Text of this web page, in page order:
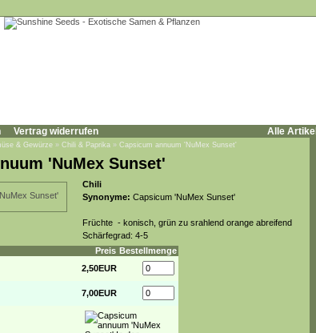
Vertrag widerrufen Alle Artikel
& Gewürze » Chili & Paprika » Capsicum annuum 'NuMex Sunset'
'NuMex Sunset'
Chili
Synonyme: Capsicum 'NuMex Sunset'
Früchte - konisch, grün zu srahlend orange abreifend
Schärfegrad: 4-5
Preis Bestellmenge
2,50EUR
7,00EUR